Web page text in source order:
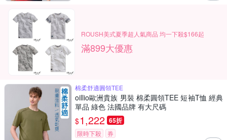
ROUSH美式夏季超人氣商品 均一下殺$166起
滿899大優惠
棉柔舒適圓領TEE
oillio歐洲貴族 男裝 棉柔圓領TEE 短袖T恤 經典
單品 綠色 法國品牌 有大尺碼
$1,222 65折
限時下殺 券